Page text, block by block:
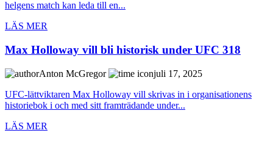
helgens match kan leda till en...
LÄS MER
Max Holloway vill bli historisk under UFC 318
Anton McGregor
juli 17, 2025
UFC-lättviktaren Max Holloway vill skrivas in i organisationens
historiebok i och med sitt framträdande under...
LÄS MER